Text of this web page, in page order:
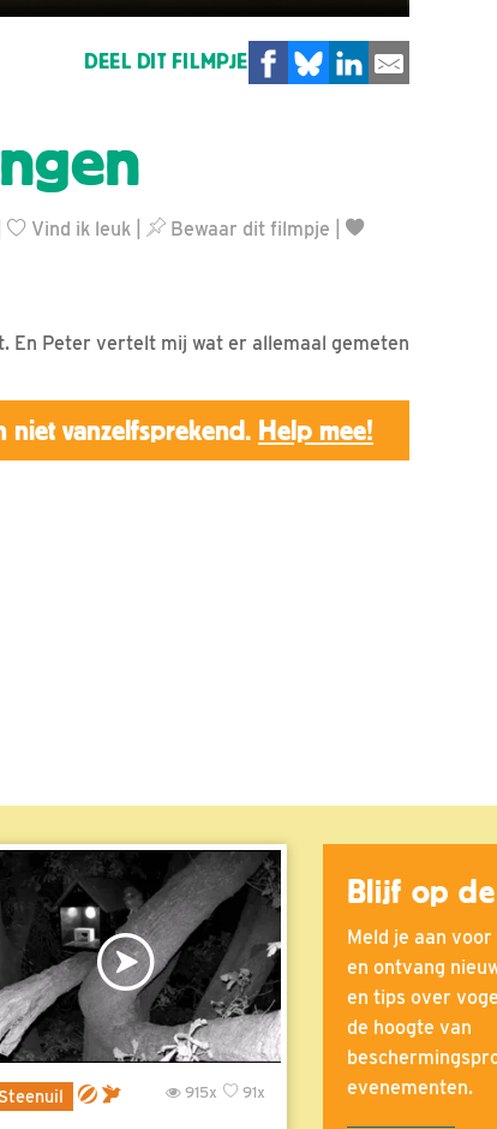
DEEL DIT FILMPJE
Vind ik leuk Bewaar dit filmpje
En Peter vertelt mij wat er allemaal gemeten
vanzelfsprekend. Help mee!
Steenuil 91x
915x
Blijf op
Meld je aan
en ontvang
en tips over
de hoogte van
evenementen.